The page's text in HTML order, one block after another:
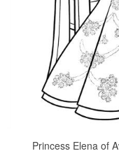
Princess Elena of